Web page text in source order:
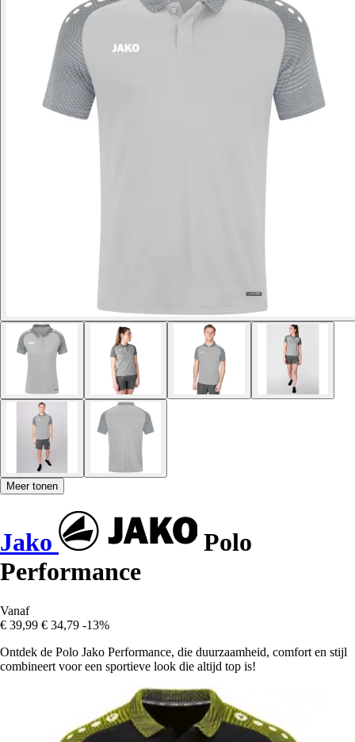
Meer tonen
Jako
Polo
Performance
Vanaf
€ 39,99 € 34,79 -13%
Ontdek de Polo Jako Performance, die duurzaamheid, comfort en stijl
combineert voor een sportieve look die altijd top is!